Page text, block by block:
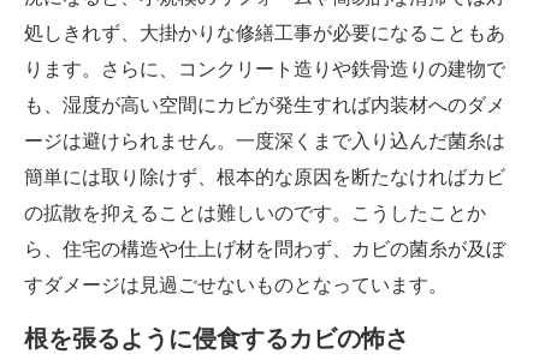
処しきれず、大掛かりな修繕工事が必要になることもあ
ります。さらに、コンクリート造りや鉄骨造りの建物で
も、湿度が高い空間にカビが発生すれば内装材へのダメ
ージは避けられません。一度深くまで入り込んだ菌糸は
簡単には取り除けず、根本的な原因を断たなければカビ
の拡散を抑えることは難しいのです。こうしたことか
ら、住宅の構造や仕上げ材を問わず、カビの菌糸が及ぼ
すダメージは見過ごせないものとなっています。
根を張るように侵食するカビの怖さ